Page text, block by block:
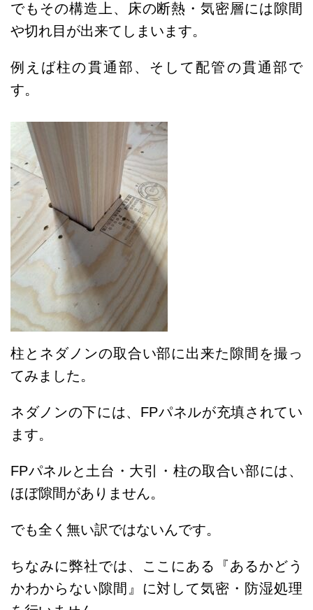
でもその構造上、床の断熱・気密層には隙間
や切れ目が出来てしまいます。
例えば柱の貫通部、そして配管の貫通部で
す。
柱とネダノンの取合い部に出来た隙間を撮っ
てみました。
ネダノンの下には、FPパネルが充填されてい
ます。
FPパネルと土台・大引・柱の取合い部には、
ほぼ隙間がありません。
でも全く無い訳ではないんです。
ちなみに弊社では、ここにある『あるかどう
かわからない隙間』に対して気密・防湿処理